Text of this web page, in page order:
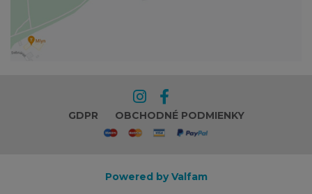
GDPR OBCHODNÉ PODMIENKY
Powered by Valfam